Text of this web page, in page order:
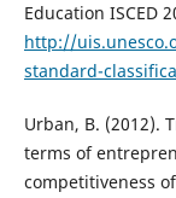
Education ISCED
http://
standard-
Urban, B. (2012).
terms of
competitiveness